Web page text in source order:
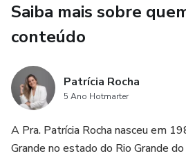
vida emocionalmente mais leve,
Perfeito para quem sofre com
e cura interior.
Saiba mais sobre
conteúdo
Patrícia Rocha
5 Ano Hotmarter
A Pra. Patrícia Rocha nasceu em
Grande no estado do Rio Grande